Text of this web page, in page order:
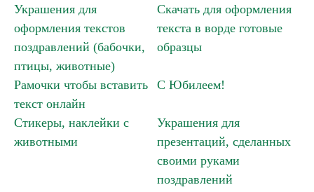
Украшения для
оформления текстов
поздравлений (бабочки,
птицы, животные)
Скачать для оформления
текста в ворде готовые
образцы
Рамочки чтобы вставить
текст онлайн
С Юбилеем!
Стикеры, наклейки с
животными
Украшения для
презентаций, сделанных
своими руками
поздравлений